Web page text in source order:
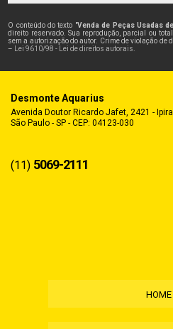
O conteúdo do texto "Venda de Peças Usadas
direito reservado. Sua reprodução, parcial ou
sem a autorização do autor. Crime de violação de
–
Lei 9610/98 - Lei de direitos autorais
Desmonte Aquarius
Avenida Doutor Ricardo Jafet, 2421 -
São Paulo - SP - CEP: 04123-030
(11) 5069-2111
HOME